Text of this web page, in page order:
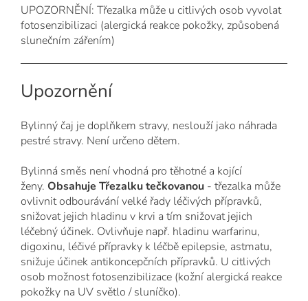
UPOZORNĚNÍ: Třezalka může u citlivých osob vyvolat
fotosenzibilizaci (alergická reakce pokožky, způsobená
slunečním zářením)
Upozornění
Bylinný čaj je doplňkem stravy, neslouží jako náhrada
pestré stravy. Není určeno dětem.
Bylinná směs není vhodná pro těhotné a kojící
ženy. Obsahuje Třezalkutečkovanou - třezalka může
ovlivnit odbourávání velké řady léčivých přípravků,
snižovat jejich hladinu v krvi a tím snižovat jejich
léčebný účinek. Ovlivňuje např. hladinu warfarinu,
digoxinu, léčivé přípravky k léčbě epilepsie, astmatu,
snižuje účinek antikoncepčních přípravků. U citlivých
osob možnost fotosenzibilizace (kožní alergická reakce
pokožky na UV světlo / sluníčko).